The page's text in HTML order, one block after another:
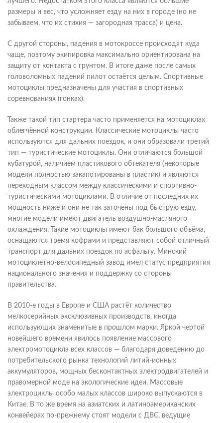
размеры и вес, что усложняет езду на них в городе (но не
забываем, что их стихия — загородная трасса) и цена.
С другой стороны, падения в мотокроссе происходят куда
чаще, поэтому экипировка максимально ориентирована на
защиту от контакта с грунтом. В итоге даже после самых
головоломных падений пилот остаётся целым. Спортивные
мотоциклы предназначены для участия в спортивных
соревнованиях (гонках).
Также такой тип стартера часто применяется на мотоциклах
облегчённой конструкции. Классические мотоциклы часто
используются для дальних поездок, и они образовали третий
тип — туристические мотоциклы. Они отличаются большой
кубатурой, наличием пластикового обтекателя (некоторые
модели полностью закапотированы в пластик) и являются
переходным классом между классическими и спортивно-
туристическими мотоциклами. В отличие от последних их
мощность ниже и они не так заточены под быструю езду,
многие модели имеют двигатель воздушно-масляного
охлаждения. Такие мотоциклы имеют бак большого объёма,
оснащаются тремя кофрами и представляют собой отличный
транспорт для дальних поездок по асфальту. Минский
мотоциклетно-велосипедный завод имел статус предприятия
национального значения и поддержку со стороны
правительства.
В 2010-е годы в Европе и США растёт количество
мелкосерийных эксклюзивных производств, иногда
использующих знаменитые в прошлом марки. Яркой чертой
новейшего времени явилось появление массового
электромотоцикла всех классов — благодаря доведению до
потребительского рынка технологий литий-ионных
аккумуляторов, мощных бесконтактных электродвигателей и
правомерной моде на экологические идеи. Массовые
электроциклы особо малых классов широко выпускаются в
Китае. В то же время на азиатских и латиноамериканских
конвейерах по-прежнему стоят модели с ДВС, ведущие